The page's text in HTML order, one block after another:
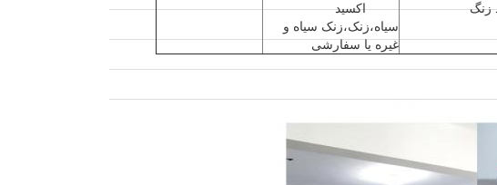
زنگ
اکسید
سیاه،زنک،زنک سیاه و
غیره یا سفارشی